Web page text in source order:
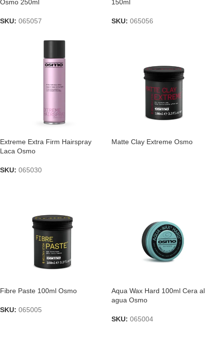
Osmo 250ml
SKU: 065057
150ml
SKU: 065056
Extreme Extra Firm Hairspray
Laca Osmo
SKU: 065030
Matte Clay Extreme Osmo
Fibre Paste 100ml Osmo
SKU: 065005
Aqua Wax Hard 100ml Cera al
agua Osmo
SKU: 065004